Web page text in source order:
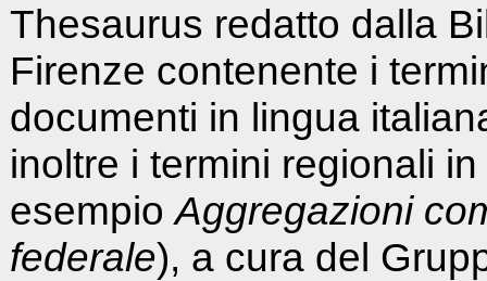
Thesaurus redatto dalla
Firenze contenente i
documenti in lingua
inoltre i termini regionali
esempioAggregazioni
federale), a cura del